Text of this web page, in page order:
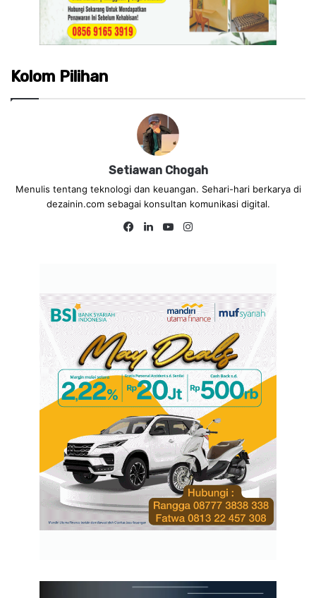
Kolom Pilihan
Setiawan Chogah
Menulis tentang teknologi dan keuangan. Sehari-hari berkarya di
dezainin.com sebagai konsultan komunikasi digital.
Fa
Lin
Yo